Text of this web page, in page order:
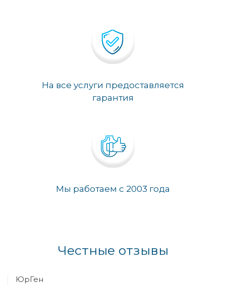
На все услуги предоставляется
гарантия
Мы работаем с 2003 года
Честные отзывы
ЮрГен